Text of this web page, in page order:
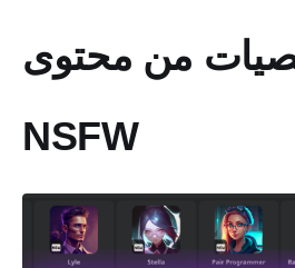
من محتوى
NSFW